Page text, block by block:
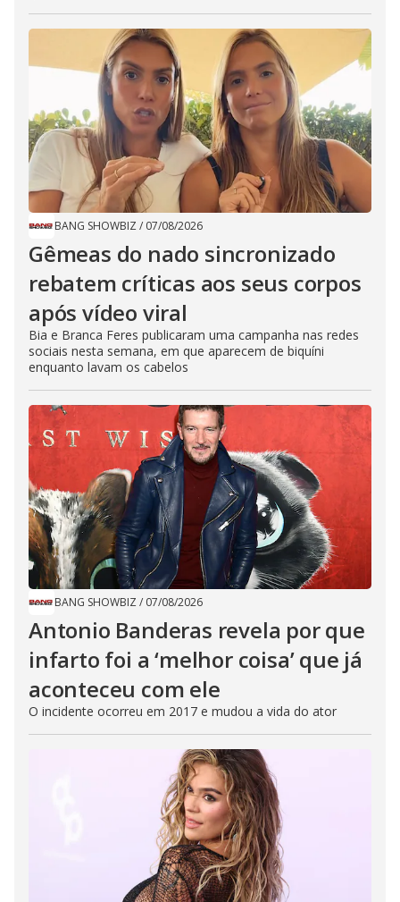
BANG SHOWBIZ / 07/08/2026
Gêmeas do nado sincronizado
rebatem críticas ​a​os seus corpos
após vídeo viral
Bia e Branca Feres publicaram uma campanha nas redes
sociais nesta semana, em que aparecem de biquíni
enquanto lavam os cabelos
BANG SHOWBIZ / 07/08/2026
Antonio Banderas revela por que
infarto foi a ‘melhor coisa’ que já
aconteceu com ele
O incidente ocorreu em 2017 e mudou a vida do ator